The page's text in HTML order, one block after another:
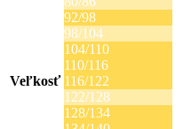
Veľkosť
92/98
98/104
104/110
110/116
116/122
122/128
128/134